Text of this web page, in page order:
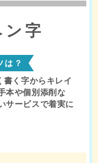
字
は？
書く字からキレイ
本や個別添削な
サービスで着実に